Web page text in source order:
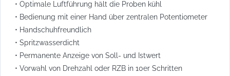
• Optimale Luftführung hält die Proben kühl
• Bedienung mit einer Hand über zentralen Potentiometer
• Handschuhfreundlich
• Spritzwasserdicht
• Permanente Anzeige von Soll- und Istwert
• Vorwahl von Drehzahl oder RZB in 10er Schritten